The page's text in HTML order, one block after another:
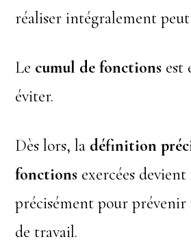
réaliser intégralement
Le cumul de fonctions est
éviter.
Dès lors, la définition
fonctions exercées
précisément pour prévenir
de travail.